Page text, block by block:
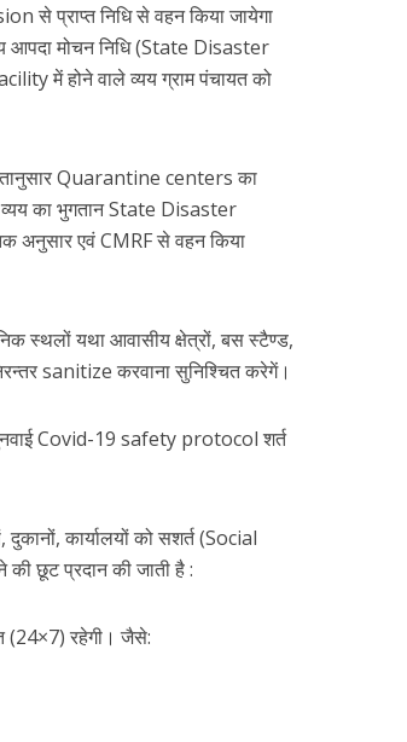
से प्राप्त निधि से वहन किया जायेगा
आपदा मोचन निधि (State Disaster
में होने वाले व्यय ग्राम पंचायत को
Quarantine centers का
व्यय का भुगतान State Disaster
एवं CMRF से वहन किया
स्थलों यथा आवासीय क्षेत्रों, बस स्टैण्ड,
sanitize करवाना सुनिश्चित करेगें।
Covid-19 safety protocol शर्त
कार्यालयों को सशर्त (Social
छूट प्रदान की जाती है :
(24×7) रहेगी। जैसे: